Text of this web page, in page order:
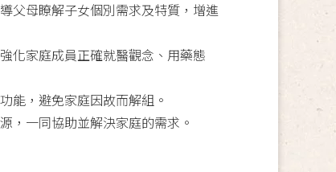
父母瞭解子女個別需求及特質，增進
化家庭成員正確就醫觀念、用藥態
能，避免家庭因故而解組。
，一同協助並解決家庭的需求。